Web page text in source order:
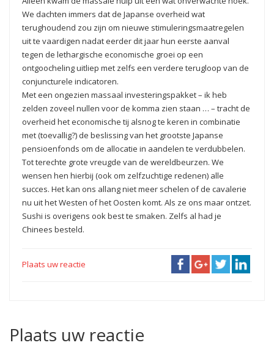
We dachten immers dat de Japanse overheid wat
terughoudend zou zijn om nieuwe stimuleringsmaatregelen
uit te vaardigen nadat eerder dit jaar hun eerste aanval
tegen de lethargische economische groei op een
ontgoocheling uitliep met zelfs een verdere terugloop van de
conjuncturele indicatoren.
Met een ongezien massaal investeringspakket – ik heb
zelden zoveel nullen voor de komma zien staan … – tracht de
overheid het economische tij alsnog te keren in combinatie
met (toevallig?) de beslissing van het grootste Japanse
pensioenfonds om de allocatie in aandelen te verdubbelen.
Tot terechte grote vreugde van de wereldbeurzen. We
wensen hen hierbij (ook om zelfzuchtige redenen) alle
succes. Het kan ons allang niet meer schelen of de cavalerie
nu uit het Westen of het Oosten komt. Als ze ons maar ontzet.
Sushi is overigens ook best te smaken. Zelfs al had je
Chinees besteld.
Plaats uw reactie
Plaats uw reactie